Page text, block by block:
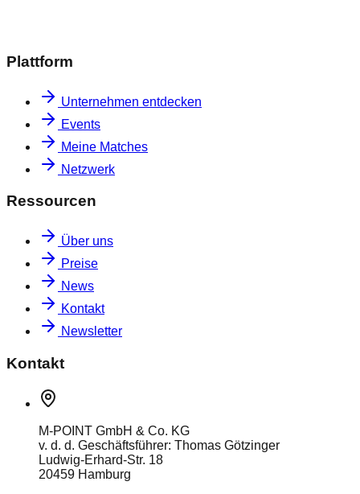
Plattform
Unternehmen entdecken
Events
Meine Matches
Netzwerk
Ressourcen
Über uns
Preise
News
Kontakt
Newsletter
Kontakt
M-POINT GmbH & Co. KG
v. d. d. Geschäftsführer: Thomas Götzinger
Ludwig-Erhard-Str. 18
20459 Hamburg